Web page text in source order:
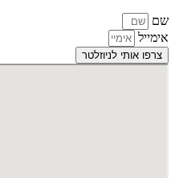
שם
אימייל
צרפו אותי לניוזלטר